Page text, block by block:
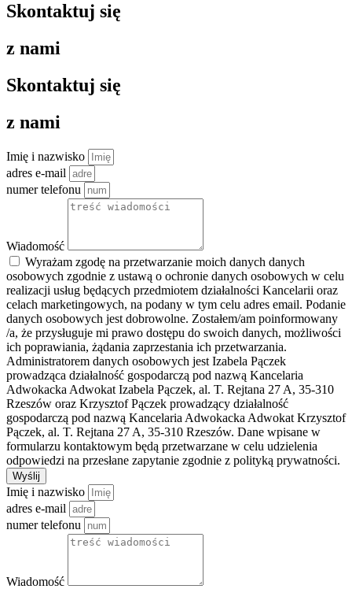
Skontaktuj się
z nami
Skontaktuj się
z nami
Imię i nazwisko
adres e-mail
numer telefonu
Wiadomość
Wyrażam zgodę na przetwarzanie moich danych danych
osobowych zgodnie z ustawą o ochronie danych osobowych w celu
realizacji usług będących przedmiotem działalności Kancelarii oraz
celach marketingowych, na podany w tym celu adres email. Podanie
danych osobowych jest dobrowolne. Zostałem/am poinformowany
/a, że przysługuje mi prawo dostępu do swoich danych, możliwości
ich poprawiania, żądania zaprzestania ich przetwarzania.
Administratorem danych osobowych jest Izabela Pączek
prowadząca działalność gospodarczą pod nazwą Kancelaria
Adwokacka Adwokat Izabela Pączek, al. T. Rejtana 27 A, 35-310
Rzeszów oraz Krzysztof Pączek prowadzący działalność
gospodarczą pod nazwą Kancelaria Adwokacka Adwokat Krzysztof
Pączek, al. T. Rejtana 27 A, 35-310 Rzeszów. Dane wpisane w
formularzu kontaktowym będą przetwarzane w celu udzielenia
odpowiedzi na przesłane zapytanie zgodnie z polityką prywatności.
Wyślij
Imię i nazwisko
adres e-mail
numer telefonu
Wiadomość